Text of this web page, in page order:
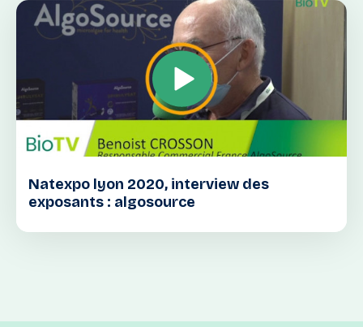
Natexpo lyon 2020, interview des
exposants : algosource